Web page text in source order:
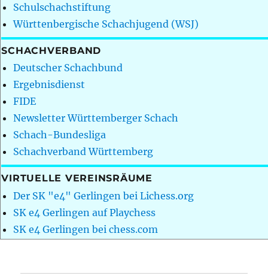
Schulschachstiftung
Württenbergische Schachjugend (WSJ)
SCHACHVERBAND
Deutscher Schachbund
Ergebnisdienst
FIDE
Newsletter Württemberger Schach
Schach-Bundesliga
Schachverband Württemberg
VIRTUELLE VEREINSRÄUME
Der SK "e4" Gerlingen bei Lichess.org
SK e4 Gerlingen auf Playchess
SK e4 Gerlingen bei chess.com